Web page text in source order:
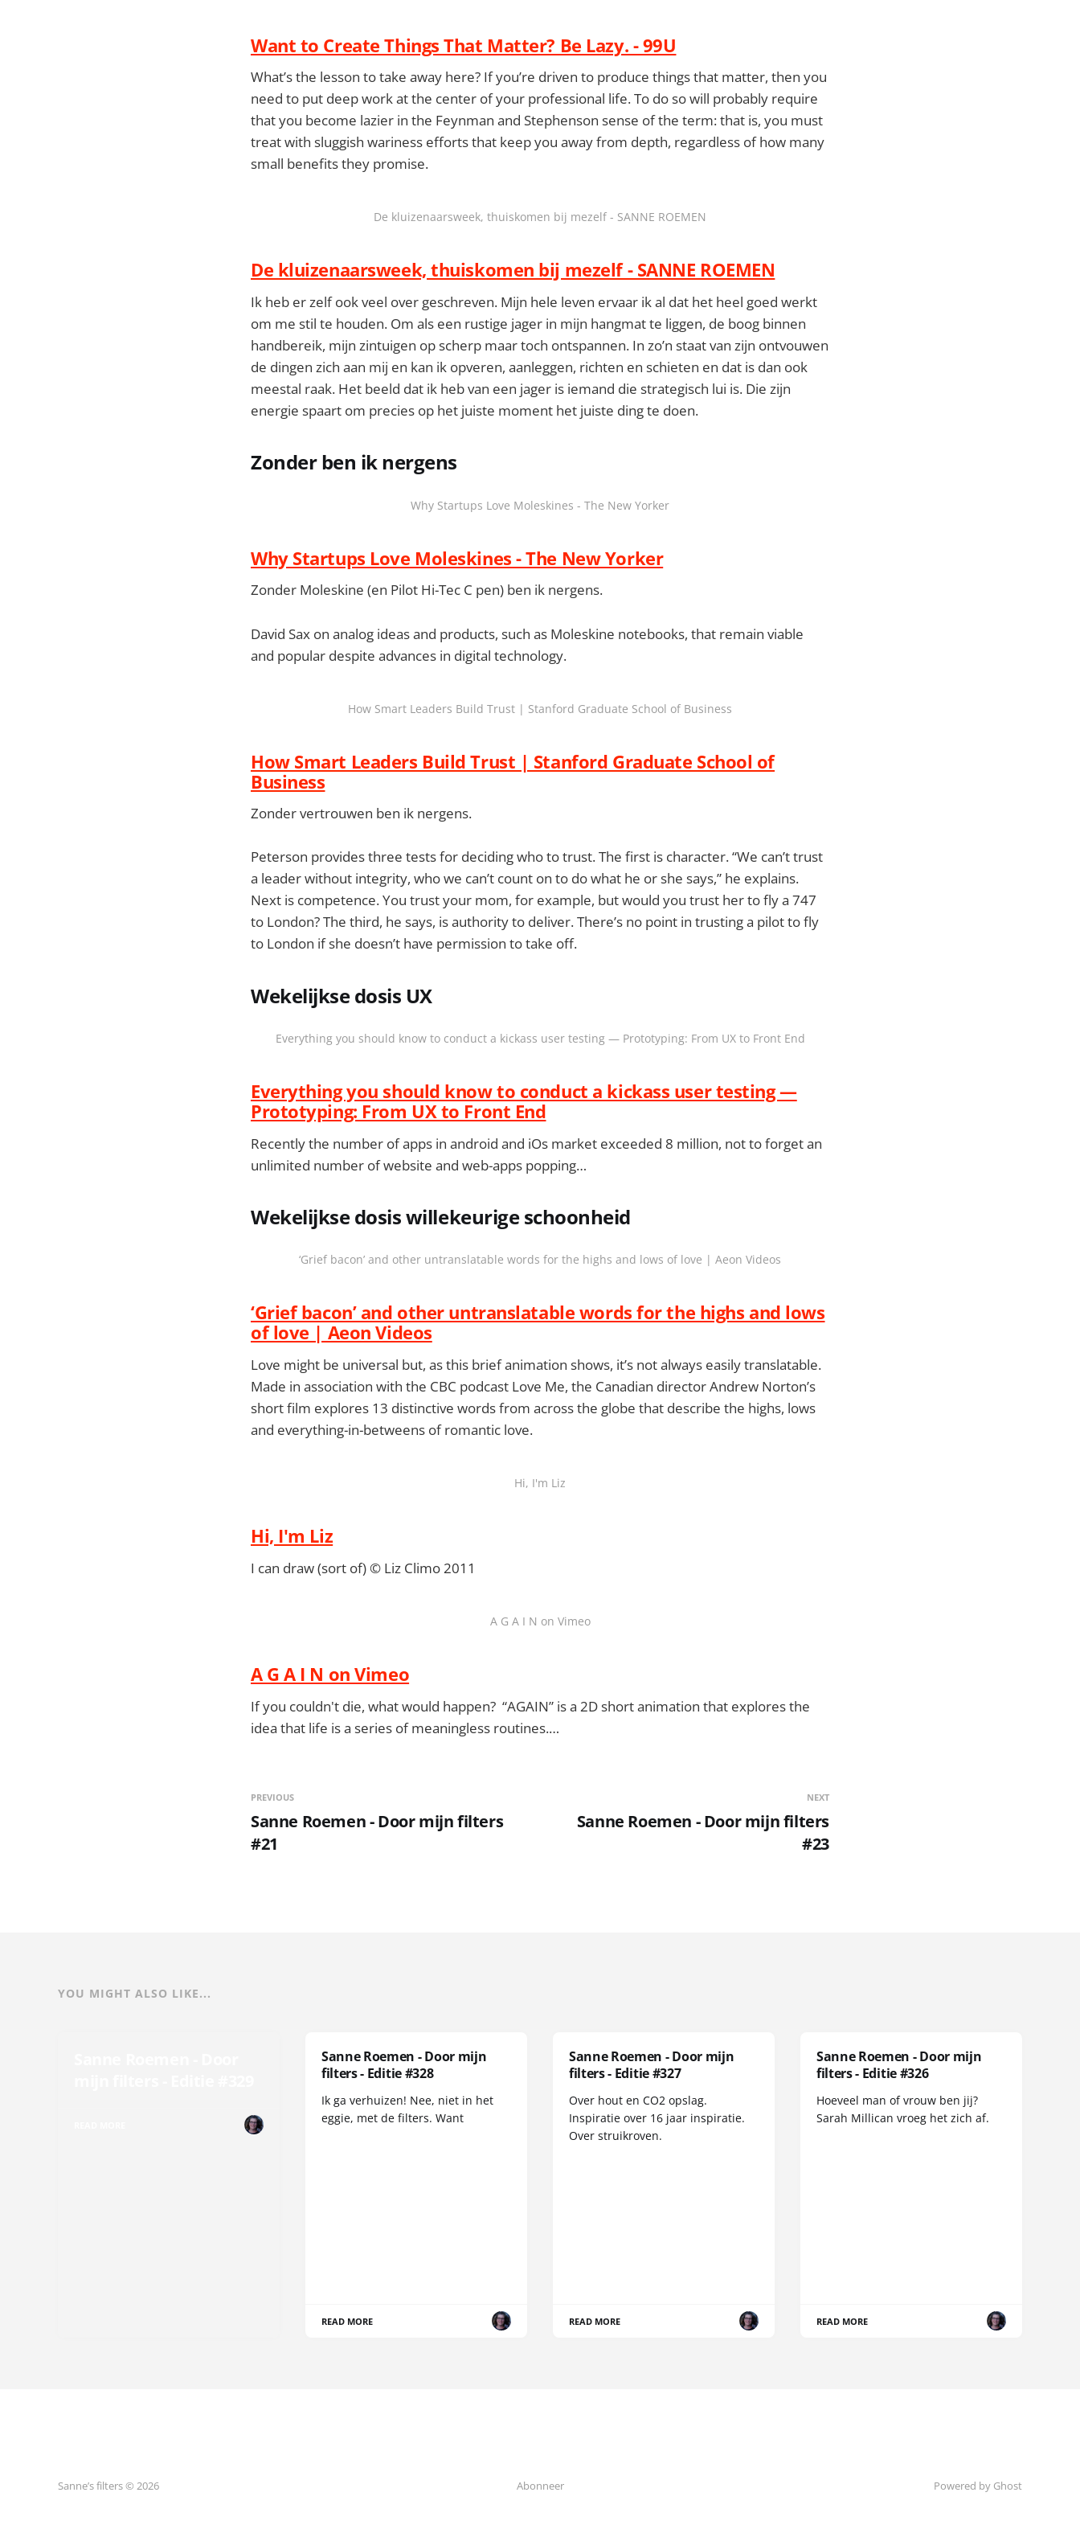
Want to Create Things That Matter? Be Lazy. - 99U
What’s the lesson to take away here? If you’re driven to produce things that matter, then you
need to put deep work at the center of your professional life. To do so will probably require
that you become lazier in the Feynman and Stephenson sense of the term: that is, you must
treat with sluggish wariness efforts that keep you away from depth, regardless of how many
small benefits they promise.
De kluizenaarsweek, thuiskomen bij mezelf - SANNE ROEMEN
De kluizenaarsweek, thuiskomen bij mezelf - SANNE ROEMEN
Ik heb er zelf ook veel over geschreven. Mijn hele leven ervaar ik al dat het heel goed werkt
om me stil te houden. Om als een rustige jager in mijn hangmat te liggen, de boog binnen
handbereik, mijn zintuigen op scherp maar toch ontspannen. In zo’n staat van zijn ontvouwen
de dingen zich aan mij en kan ik opveren, aanleggen, richten en schieten en dat is dan ook
meestal raak. Het beeld dat ik heb van een jager is iemand die strategisch lui is. Die zijn
energie spaart om precies op het juiste moment het juiste ding te doen.
Zonder ben ik nergens
Why Startups Love Moleskines - The New Yorker
Why Startups Love Moleskines - The New Yorker
Zonder Moleskine (en Pilot Hi-Tec C pen) ben ik nergens.
David Sax on analog ideas and products, such as Moleskine notebooks, that remain viable
and popular despite advances in digital technology.
How Smart Leaders Build Trust | Stanford Graduate School of Business
How Smart Leaders Build Trust | Stanford Graduate School of
Business
Zonder vertrouwen ben ik nergens.
Peterson provides three tests for deciding who to trust. The first is character. “We can’t trust
a leader without integrity, who we can’t count on to do what he or she says,” he explains.
Next is competence. You trust your mom, for example, but would you trust her to fly a 747
to London? The third, he says, is authority to deliver. There’s no point in trusting a pilot to fly
to London if she doesn’t have permission to take off.
Wekelijkse dosis UX
Everything you should know to conduct a kickass user testing — Prototyping: From UX to Front End
Everything you should know to conduct a kickass user testing —
Prototyping: From UX to Front End
Recently the number of apps in android and iOs market exceeded 8 million, not to forget an
unlimited number of website and web-apps popping…
Wekelijkse dosis willekeurige schoonheid
‘Grief bacon’ and other untranslatable words for the highs and lows of love | Aeon Videos
‘Grief bacon’ and other untranslatable words for the highs and lows
of love | Aeon Videos
Love might be universal but, as this brief animation shows, it’s not always easily translatable.
Made in association with the CBC podcast Love Me, the Canadian director Andrew Norton’s
short film explores 13 distinctive words from across the globe that describe the highs, lows
and everything-in-betweens of romantic love.
Hi, I'm Liz
Hi, I'm Liz
I can draw (sort of) © Liz Climo 2011
A G A I N on Vimeo
A G A I N on Vimeo
If you couldn't die, what would happen? “AGAIN” is a 2D short animation that explores the
idea that life is a series of meaningless routines.…
PREVIOUS
Sanne Roemen - Door mijn filters
#21
NEXT
Sanne Roemen - Door mijn filters
#23
YOU MIGHT ALSO LIKE...
Sanne Roemen - Door mijn
filters - Editie #328
Ik ga verhuizen! Nee, niet in het
eggie, met de filters. Want
READ MORE
Sanne Roemen - Door mijn
filters - Editie #327
Over hout en CO2 opslag.
Inspiratie over 16 jaar inspiratie.
Over struikroven.
READ MORE
Sanne Roemen - Door mijn
filters - Editie #326
Hoeveel man of vrouw ben jij?
Sarah Millican vroeg het zich af.
READ MORE
Sanne’s filters © 2026 Abonneer Powered by Ghost